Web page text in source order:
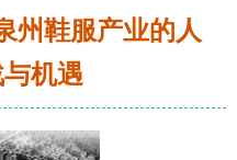
州鞋服产业的人
机遇